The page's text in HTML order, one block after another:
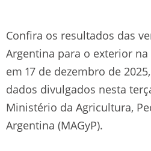
Confira os resultados das
Argentina para o exterior
em 17 de dezembro de
dados divulgados nesta
Ministério da Agricultura,
Argentina (MAGyP).